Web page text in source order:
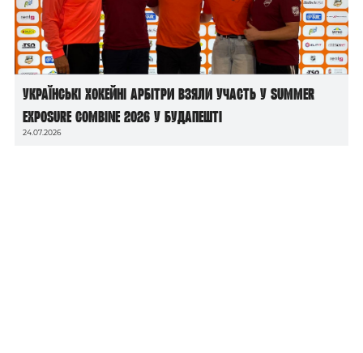
Українські хокейні арбітри взяли участь у Summer
Exposure Combine 2026 у Будапешті
24.07.2026